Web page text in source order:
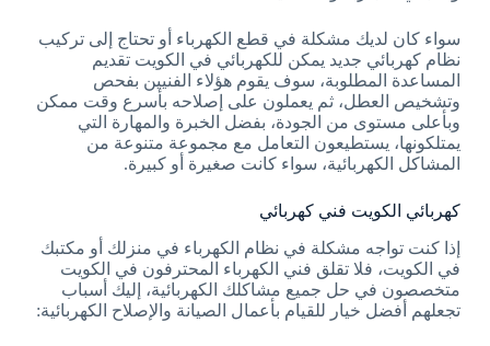
سواء كان لديك مشكلة في قطع الكهرباء أو تحتاج إلى تركيب
نظام كهربائي جديد يمكن للكهربائي في الكويت تقديم
المساعدة المطلوبة، سوف يقوم هؤلاء الفنيين بفحص
وتشخيص العطل، ثم يعملون على إصلاحه بأسرع وقت ممكن
وبأعلى مستوى من الجودة، بفضل الخبرة والمهارة التي
يمتلكونها، يستطيعون التعامل مع مجموعة متنوعة من
المشاكل الكهربائية، سواء كانت صغيرة أو كبيرة.
كهربائي الكويت فني كهربائي
إذا كنت تواجه مشكلة في نظام الكهرباء في منزلك أو مكتبك
في الكويت، فلا تقلق فني الكهرباء المحترفون في الكويت
متخصصون في حل جميع مشاكلك الكهربائية، إليك أسباب
تجعلهم أفضل خيار للقيام بأعمال الصيانة والإصلاح الكهربائية: